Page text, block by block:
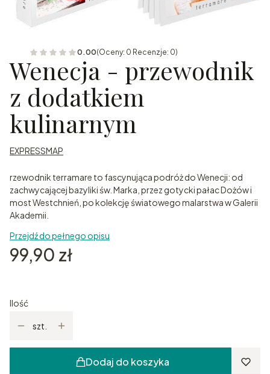
0.00(Oceny: 0 Recenzje: 0)
Wenecja - przewodnik
z dodatkiem
kulinarnym
EXPRESSMAP
rzewodnik terramare to fascynująca podróż do Wenecji: od
zachwycającej bazyliki św. Marka, przez gotycki pałac Dożów i
most Westchnień, po kolekcję światowego malarstwa w Galerii
Akademii.
Przejdź do pełnego opisu
Cena
99,90 zł
Ilość
szt.
Dodaj do koszyka